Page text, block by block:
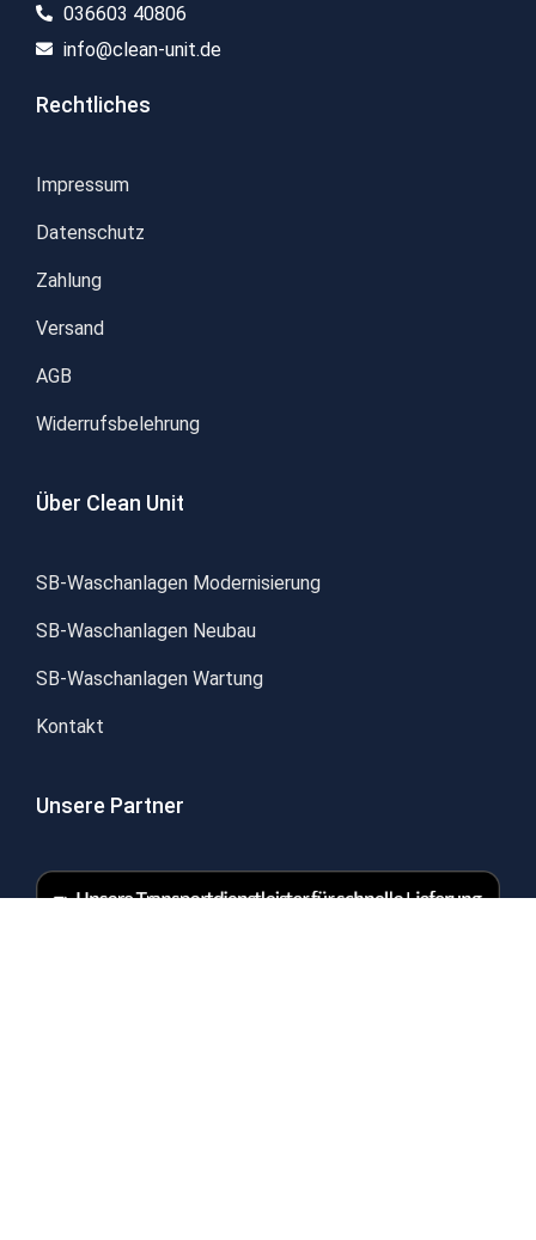
036603 40806​
info@clean-unit.de
Rechtliches
Impressum
Datenschutz
Zahlung
Versand
AGB
Widerrufsbelehrung
Über Clean Unit
SB-Waschanlagen Modernisierung
SB-Waschanlagen Neubau
SB-Waschanlagen Wartung
Kontakt
Unsere Partner